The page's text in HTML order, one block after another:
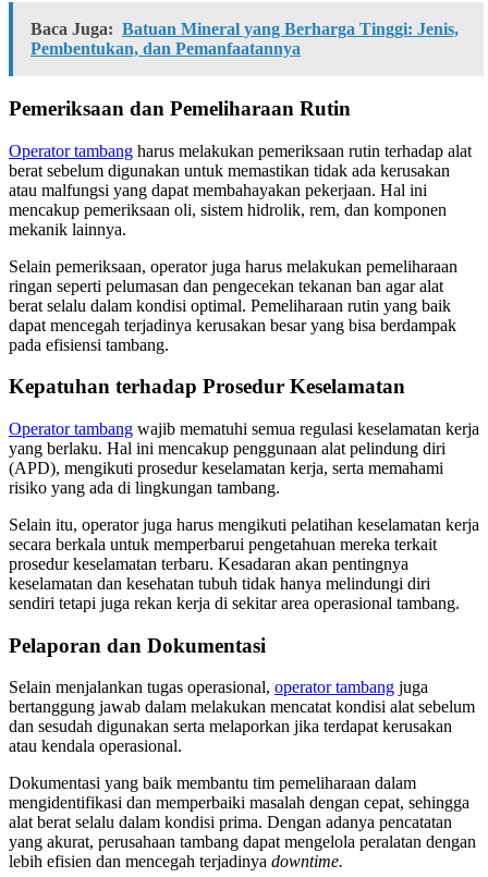
Baca Juga: Batuan Mineral yang Berharga Tinggi: Jenis,
Pembentukan, dan Pemanfaatannya
Pemeriksaan dan Pemeliharaan Rutin
Operator tambang harus melakukan pemeriksaan rutin terhadap alat
berat sebelum digunakan untuk memastikan tidak ada kerusakan
atau malfungsi yang dapat membahayakan pekerjaan. Hal ini
mencakup pemeriksaan oli, sistem hidrolik, rem, dan komponen
mekanik lainnya.
Selain pemeriksaan, operator juga harus melakukan pemeliharaan
ringan seperti pelumasan dan pengecekan tekanan ban agar alat
berat selalu dalam kondisi optimal. Pemeliharaan rutin yang baik
dapat mencegah terjadinya kerusakan besar yang bisa berdampak
pada efisiensi tambang.
Kepatuhan terhadap Prosedur Keselamatan
Operator tambang wajib mematuhi semua regulasi keselamatan kerja
yang berlaku. Hal ini mencakup penggunaan alat pelindung diri
(APD), mengikuti prosedur keselamatan kerja, serta memahami
risiko yang ada di lingkungan tambang.
Selain itu, operator juga harus mengikuti pelatihan keselamatan kerja
secara berkala untuk memperbarui pengetahuan mereka terkait
prosedur keselamatan terbaru. Kesadaran akan pentingnya
keselamatan dan kesehatan tubuh tidak hanya melindungi diri
sendiri tetapi juga rekan kerja di sekitar area operasional tambang.
Pelaporan dan Dokumentasi
Selain menjalankan tugas operasional, operator tambang juga
bertanggung jawab dalam melakukan mencatat kondisi alat sebelum
dan sesudah digunakan serta melaporkan jika terdapat kerusakan
atau kendala operasional.
Dokumentasi yang baik membantu tim pemeliharaan dalam
mengidentifikasi dan memperbaiki masalah dengan cepat, sehingga
alat berat selalu dalam kondisi prima. Dengan adanya pencatatan
yang akurat, perusahaan tambang dapat mengelola peralatan dengan
lebih efisien dan mencegah terjadinya downtime.